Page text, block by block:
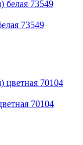
73549
70104